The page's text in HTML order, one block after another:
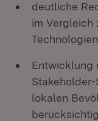
deutliche
im Vergleich
Entwicklung
lokalen